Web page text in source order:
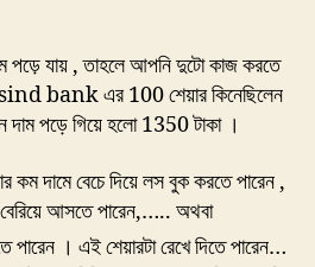
পড়ে যায় , তাহলে আপনি দুটো কাজ করতে
bank এর 100 শেয়ার কিনেছিলেন
দাম পড়ে গিয়ে হলো 1350 টাকা ।
দামে বেচে দিয়ে লস বুক করতে পারেন ,
আসতে পারেন,….. অথবা
। এই শেয়ারটা রেখে দিতে পারেন…